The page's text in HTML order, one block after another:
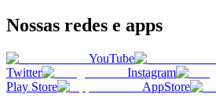
Nossas redes e apps
YouTube
Twitter
Instagram
Play Store
AppStore